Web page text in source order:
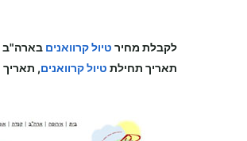
לקבלת מחיר טיול קרוואנים בארה"ב
תאריך תחילת טיול קרוואנים,